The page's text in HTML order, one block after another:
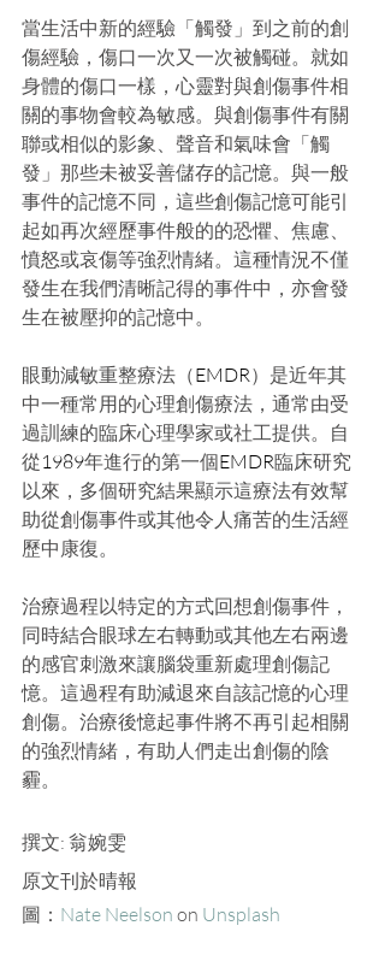
當生活中新的經驗「觸發」到之前的創
傷經驗，傷口一次又一次被觸碰。就如
身體的傷口一樣，心靈對與創傷事件相
關的事物會較為敏感。與創傷事件有關
聯或相似的影象、聲音和氣味會「觸
發」那些未被妥善儲存的記憶。與一般
事件的記憶不同，這些創傷記憶可能引
起如再次經歷事件般的的恐懼、焦慮、
憤怒或哀傷等強烈情緒。這種情況不僅
發生在我們清晰記得的事件中，亦會發
生在被壓抑的記憶中。
眼動減敏重整療法（EMDR）是近年其
中一種常用的心理創傷療法，通常由受
過訓練的臨床心理學家或社工提供。自
從1989年進行的第一個EMDR臨床研究
以來，多個研究結果顯示這療法有效幫
助從創傷事件或其他令人痛苦的生活經
歷中康復。
治療過程以特定的方式回想創傷事件，
同時結合眼球左右轉動或其他左右兩邊
的感官刺激來讓腦袋重新處理創傷記
憶。這過程有助減退來自該記憶的心理
創傷。治療後憶起事件將不再引起相關
的強烈情緒，有助人們走出創傷的陰
霾。
撰文: 翁婉雯
原文刊於晴報
圖： Nate Neelson on Unsplash